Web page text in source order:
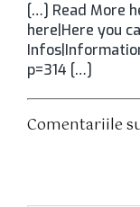
[…] Read More
here|Here you
p=314 […]
Comentariile